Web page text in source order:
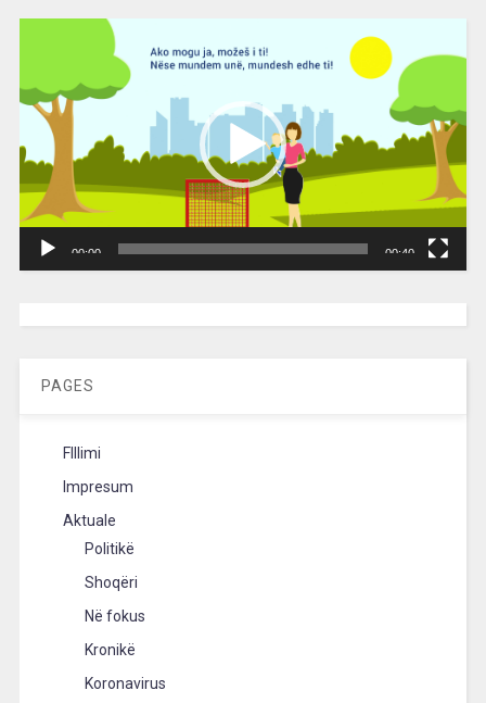
00:00 00:40
PAGES
FIllimi
Impresum
Aktuale
Politikë
Shoqëri
Në fokus
Kronikë
Koronavirus